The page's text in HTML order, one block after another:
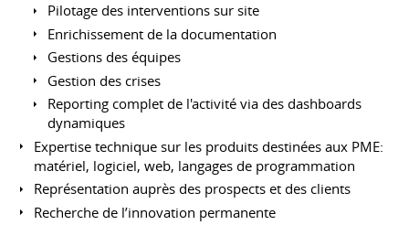
Pilotage des interventions sur site
Enrichissement de la documentation
Gestions des équipes
Gestion des crises
Reporting complet de l'activité via des dashboards
dynamiques
Expertise technique sur les produits destinées aux PME:
matériel, logiciel, web, langages de programmation
Représentation auprès des prospects et des clients
Recherche de l’innovation permanente